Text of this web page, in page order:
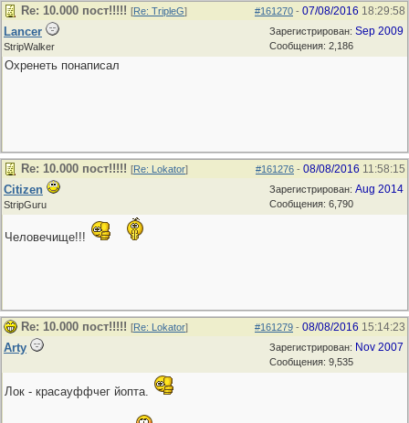
#161270 - 07/08/2016 18:29:58
Re: 10.000 пост!!!!! [Re: TripleG]
Зарегистрирован: Sep 2009
Сообщения: 2,186
Lancer
StripWalker
Охренеть понаписал
#161276 - 08/08/2016 11:58:15
Re: 10.000 пост!!!!! [Re: Lokator]
Зарегистрирован: Aug 2014
Сообщения: 6,790
Citizen
StripGuru
Человечище!!!
#161279 - 08/08/2016 15:14:23
Re: 10.000 пост!!!!! [Re: Lokator]
Зарегистрирован: Nov 2007
Сообщения: 9,535
Arty
Лок - красауффчег йопта.